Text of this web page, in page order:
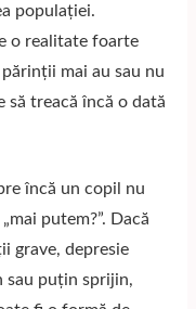
populației.
o realitate foarte
mai au sau nu
să treacă încă o dată
încă un copil nu
putem?”. Dacă
grave, depresie
sau puțin sprijin,